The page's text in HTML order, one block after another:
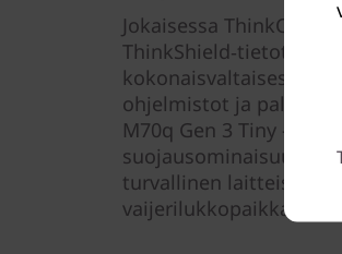
Jokaisessa
kokonaisvaltaisessa
ohjelmistot ja
M70q Gen 3 Tiny -
suojausominaisuudet,
turvallinen
vaijerilukkopaikka,